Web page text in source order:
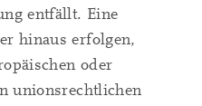
entfällt. Eine
hinaus erfolgen,
oder
unionsrechtlichen